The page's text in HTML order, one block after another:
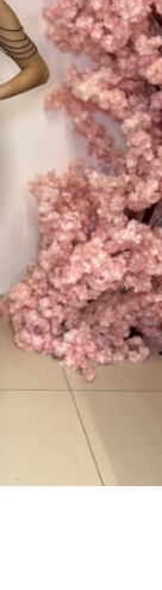
OPASKOM
Pôvodne: €36